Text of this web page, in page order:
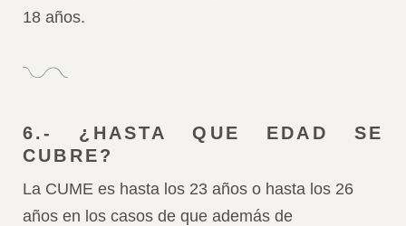
18 años.
6.- ¿HASTA QUE EDAD SE
CUBRE?
La CUME es hasta los 23 años o hasta los 26
años en los casos de que además de